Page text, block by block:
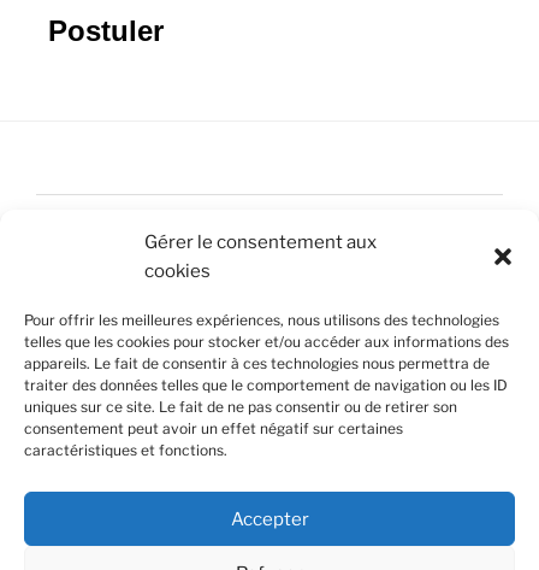
Gérer le consentement aux
cookies
Pour offrir les meilleures expériences, nous utilisons des technologies
telles que les cookies pour stocker et/ou accéder aux informations des
appareils. Le fait de consentir à ces technologies nous permettra de
traiter des données telles que le comportement de navigation ou les ID
uniques sur ce site. Le fait de ne pas consentir ou de retirer son
consentement peut avoir un effet négatif sur certaines
caractéristiques et fonctions.
Accepter
Postuler
Nous contacter
Mentions légales
Politique de confidentialité
Politique de cookies (UE)
© Jonathan Delamare Photographie
© Gaetan Mallet Graphiste